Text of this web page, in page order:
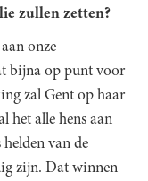
zullen zetten?
onze
bijna op punt voor
zal Gent op haar
het alle hens aan
van de
zijn. Dat winnen